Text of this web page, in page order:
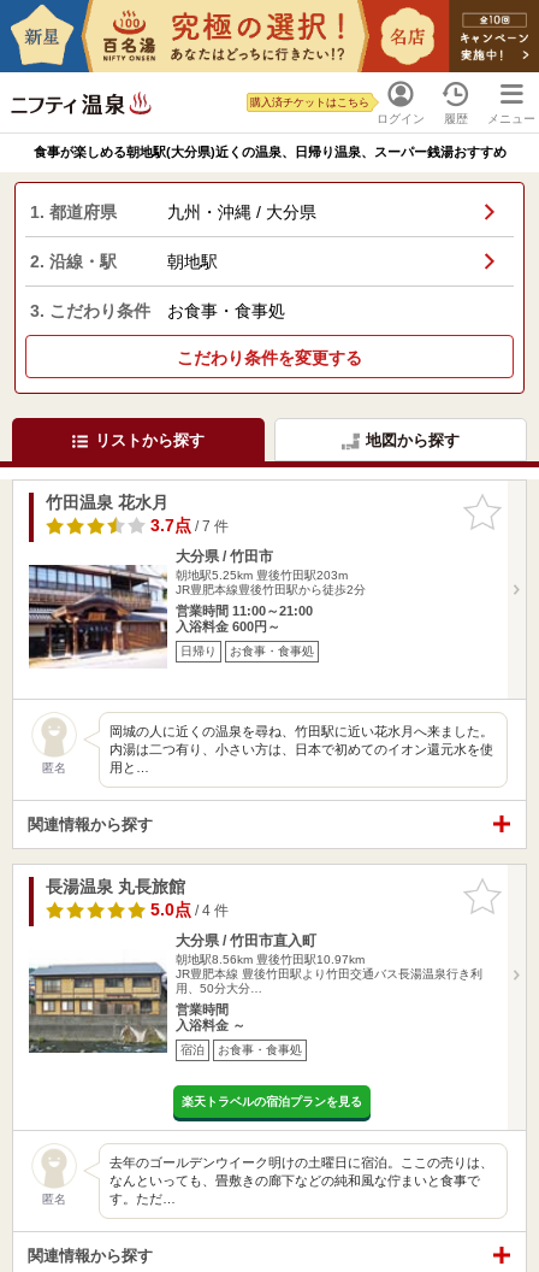
ログイン
購入済チケットはこちら
履歴 メニュー
食事が楽しめる朝地駅(大分県)近くの温泉、日帰り温泉、スーパー銭湯おすすめ
1. 都道府県 九州・沖縄 / 大分県
2. 沿線・駅 朝地駅
3. こだわり条件 お食事・食事処
こだわり条件を変更する
リストから探す 地図から探す
お気に入
りに追加
竹田温泉 花水月
3.7点/ 7 件
大分県 / 竹田市
朝地駅5.25km 豊後竹田駅203m
JR豊肥本線豊後竹田駅から徒歩2分
営業時間 11:00～21:00
入浴料金 600円～
日帰り お食事・食事処
匿名
岡城の人に近くの温泉を尋ね、竹田駅に近い花水月へ来ました。
内湯は二つ有り、小さい方は、日本で初めてのイオン還元水を使
用と…
関連情報から探す
お気に入
りに追加
長湯温泉 丸長旅館
5.0点/ 4 件
大分県 / 竹田市直入町
朝地駅8.56km 豊後竹田駅10.97km
JR豊肥本線 豊後竹田駅より竹田交通バス長湯温泉行き利
用、50分大分…
営業時間
入浴料金 ～
宿泊 お食事・食事処
楽天トラベルの宿泊プランを見る
匿名
去年のゴールデンウイーク明けの土曜日に宿泊。ここの売りは、
なんといっても、畳敷きの廊下などの純和風な佇まいと食事で
す。ただ…
関連情報から探す